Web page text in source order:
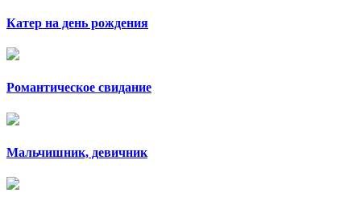
Катер на день рождения
Романтическое свидание
Мальчишник, девичник